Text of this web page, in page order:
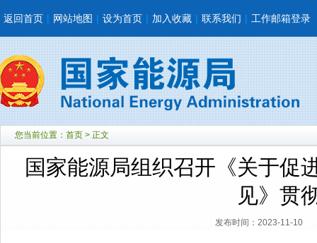
返回首页 | 网站地图 | 设为首页 | 加入收藏 | 联系我们 | 工作邮箱登录
您当前位置： 首页 > 正文
国家能源局组织召开《关于促
见》贯
发布时间：2023-11-10